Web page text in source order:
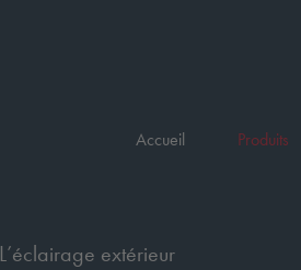
Accueil Produits
L’éclairage extérieur